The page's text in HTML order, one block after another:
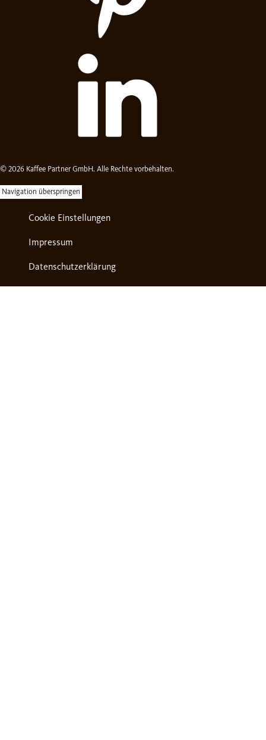
© 2026 Kaffee Partner GmbH. Alle Rechte vorbehalten.
Navigation überspringen
Cookie Einstellungen
Impressum
Datenschutzerklärung